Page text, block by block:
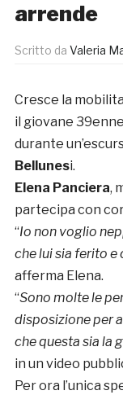
arrende
Scritto da Valeria
Cresce la
il giovane
durante
Bellunesi.
Elena Panciera,
partecipa con
“Io non voglio
che lui sia ferito
afferma Elena.
“Sono molte le
disposizione per
che questa sia la
in un video
Per ora l’unica